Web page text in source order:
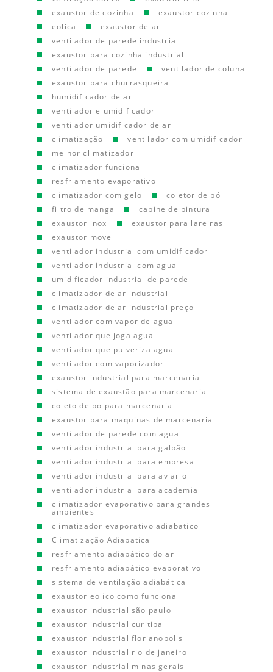
exaustor de cozinha
exaustor cozinha
eolica
exaustor de ar
ventilador de parede industrial
exaustor para cozinha industrial
ventilador de parede
ventilador de coluna
exaustor para churrasqueira
humidificador de ar
ventilador e umidificador
ventilador umidificador de ar
climatização
ventilador com umidificador
melhor climatizador
climatizador funciona
resfriamento evaporativo
climatizador com gelo
coletor de pó
filtro de manga
cabine de pintura
exaustor inox
exaustor para lareiras
exaustor movel
ventilador industrial com umidificador
ventilador industrial com agua
umidificador industrial de parede
climatizador de ar industrial
climatizador de ar industrial preço
ventilador com vapor de agua
ventilador que joga agua
ventilador que pulveriza agua
ventilador com vaporizador
exaustor industrial para marcenaria
sistema de exaustão para marcenaria
coleto de po para marcenaria
exaustor para maquinas de marcenaria
ventilador de parede com agua
ventilador industrial para galpão
ventilador industrial para empresa
ventilador industrial para aviario
ventilador industrial para academia
climatizador evaporativo para grandes
ambientes
climatizador evaporativo adiabatico
Climatização Adiabatica
resfriamento adiabático do ar
resfriamento adiabático evaporativo
sistema de ventilação adiabática
exaustor eolico como funciona
exaustor industrial são paulo
exaustor industrial curitiba
exaustor industrial florianopolis
exaustor industrial rio de janeiro
exaustor industrial minas gerais